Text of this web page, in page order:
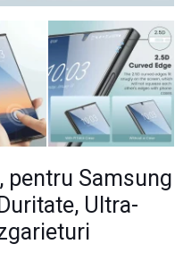
pentru Samsung
Ultra-